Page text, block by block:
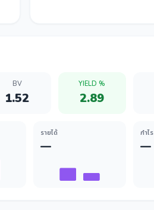
BV
1.52
YIELD %
2.89
รายได้
—
กำไร
—